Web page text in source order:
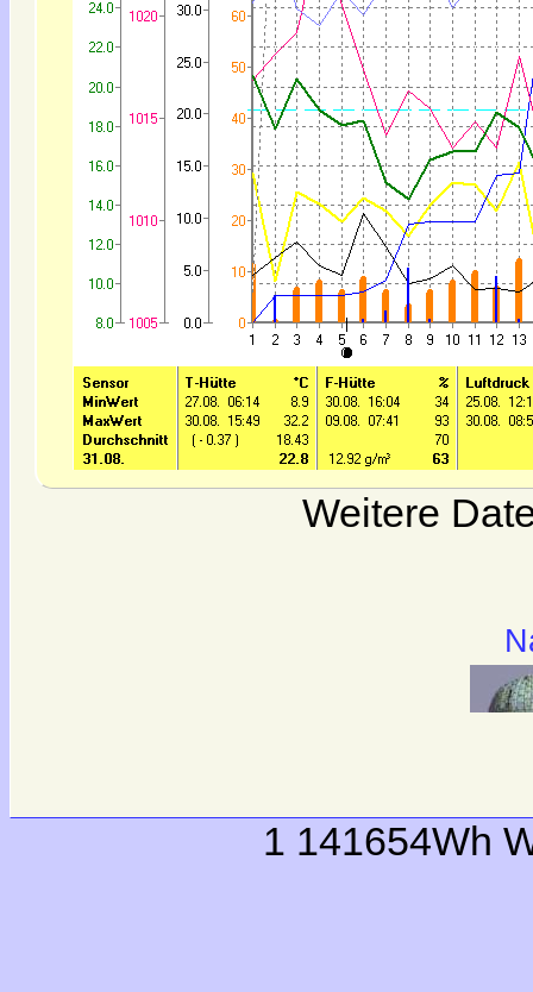
Weitere
1 141654Wh